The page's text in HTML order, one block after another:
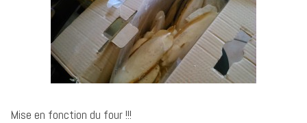
Mise en fonction du four !!!